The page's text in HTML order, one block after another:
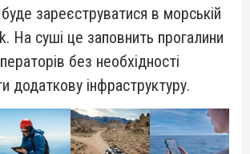
зареєструватися в морській
На суші це заповнить прогалини
без необхідності
додаткову інфраструктуру.